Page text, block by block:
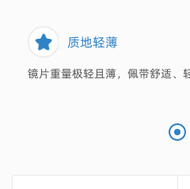
质地轻薄
镜片重量极轻且薄，佩带舒适、